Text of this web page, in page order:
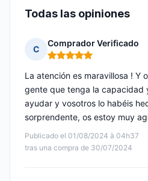
Todas las opiniones
C
Comprador Verificado
Nota: 5 de 5
Publicado el 01/08/2024 à 04h37
tras una compra de 30/07/2024
La atención es maravillosa ! Y
gente que tenga la capacidad
ayudar y vosotros lo habéis
sorprendente, os estoy muy